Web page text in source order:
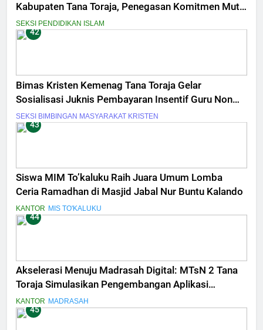
Kabupaten Tana Toraja, Penegasan Komitmen Mutu
dan Integritas Penilaian
SEKSI PENDIDIKAN ISLAM
42
Bimas Kristen Kemenag Tana Toraja Gelar
Sosialisasi Juknis Pembayaran Insentif Guru Non
ASN Tahun 2026
SEKSI BIMBINGAN MASYARAKAT KRISTEN
43
Siswa MIM To’kaluku Raih Juara Umum Lomba
Ceria Ramadhan di Masjid Jabal Nur Buntu Kalando
KANTOR MIS TO'KALUKU
44
Akselerasi Menuju Madrasah Digital: MTsN 2 Tana
Toraja Simulasikan Pengembangan Aplikasi
Penilaian Terintegrasi
KANTOR MADRASAH
45